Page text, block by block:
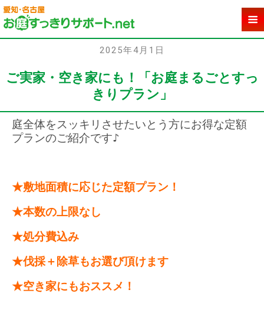
2025年4月1日
ご実家・空き家にも！「お庭まるごとすっ
きりプラン」
庭全体をスッキリさせたいとう方にお得な定額
プランのご紹介です♪
★敷地面積に応じた定額プラン！
★本数の上限なし
★処分費込み
★伐採＋除草もお選び頂けます
★空き家にもおススメ！